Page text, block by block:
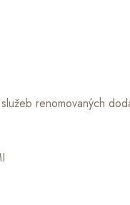
renomovaných